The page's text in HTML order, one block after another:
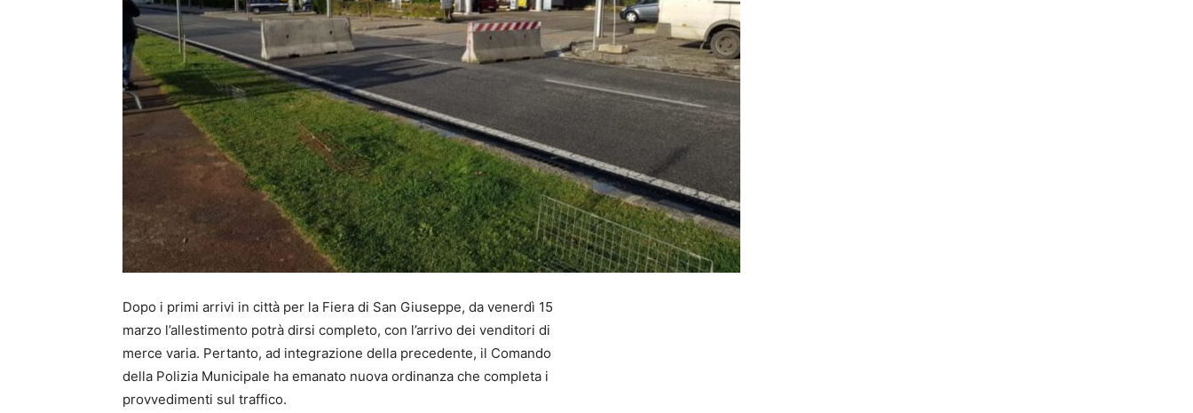
Dopo i primi arrivi in città per la Fiera di San Giuseppe, da venerdì 15
marzo l’allestimento potrà dirsi completo, con l’arrivo dei venditori di
merce varia. Pertanto, ad integrazione della precedente, il Comando
della Polizia Municipale ha emanato nuova ordinanza che completa i
provvedimenti sul traffico.